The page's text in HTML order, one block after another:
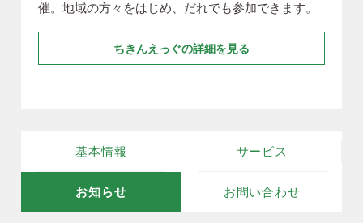
催。地域の方々をはじめ、だれでも参加できます。
ちきんえっぐの詳細を見る
基本情報 サービス
お知らせ お問い合わせ